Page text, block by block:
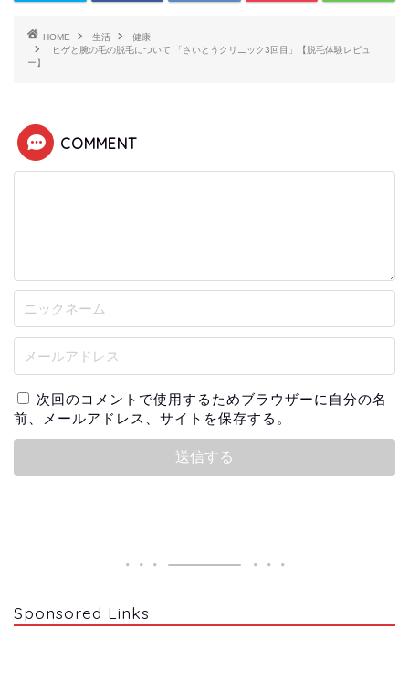
HOME 生活
健康
ヒゲと腕の毛の脱毛について 「さいとうクリニック3回目」【脱毛体験レビュ
ー】
COMMENT
次回のコメントで使用するためブラウザーに自分の名
前、メールアドレス、サイトを保存する。
Sponsored Links